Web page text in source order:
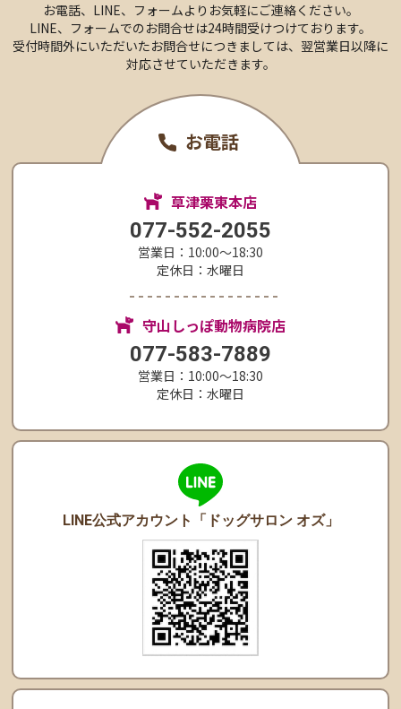
お電話、LINE、 フォームより お気軽にご連絡ください。
LINE、フォームでのお問合せは24時間受けつけております。
受付時間外にいただいたお問合せにつきましては、 翌営業日以降に
対応させていただきます。
お電話
草津栗東本店
077-552-2055
営業日：10:00〜18:30
定休日：水曜日
守山しっぽ動物病院店
077-583-7889
営業日：10:00〜18:30
定休日：水曜日
LINE公式アカウント 「ドッグサロン オズ」